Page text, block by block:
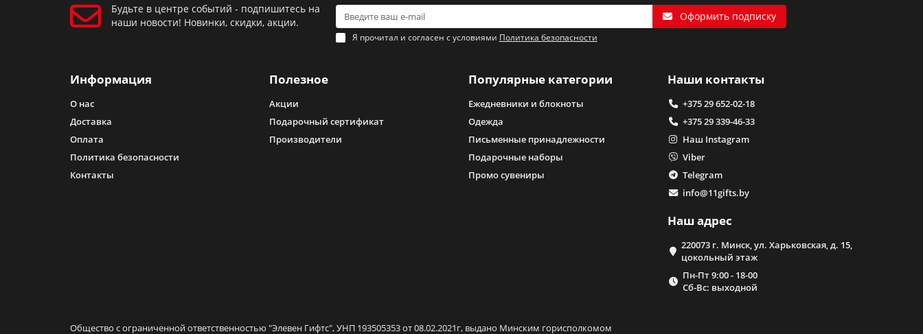
Будьте в центре событий - подпишитесь на
наши новости! Новинки, скидки, акции.
Оформить подписку
Я прочитал и согласен с условиями Политика безопасности
Информация
О нас
Доставка
Оплата
Политика безопасности
Контакты
Полезное
Акции
Подарочный сертификат
Производители
Популярные категории
Ежедневники и блокноты
Одежда
Письменные принадлежности
Подарочные наборы
Промо сувениры
Наши контакты
+375 29 652-02-18
+375 29 339-46-33
Наш Instagram
Viber
Telegram
info@11gifts.by
Наш адрес
220073 г. Минск, ул. Харьковская, д. 15,
цокольный этаж
Пн-Пт 9:00 - 18-00
Сб-Вс: выходной
Общество с ограниченной ответственностью "Элевен Гифтс", УНП 193505353 от 08.02.2021г, выдано Минским горисполкомом